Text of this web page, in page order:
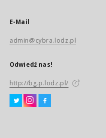
E-Mail
admin@cybra.lodz.pl
Odwiedź nas!
http://bg.p.lodz.pl/